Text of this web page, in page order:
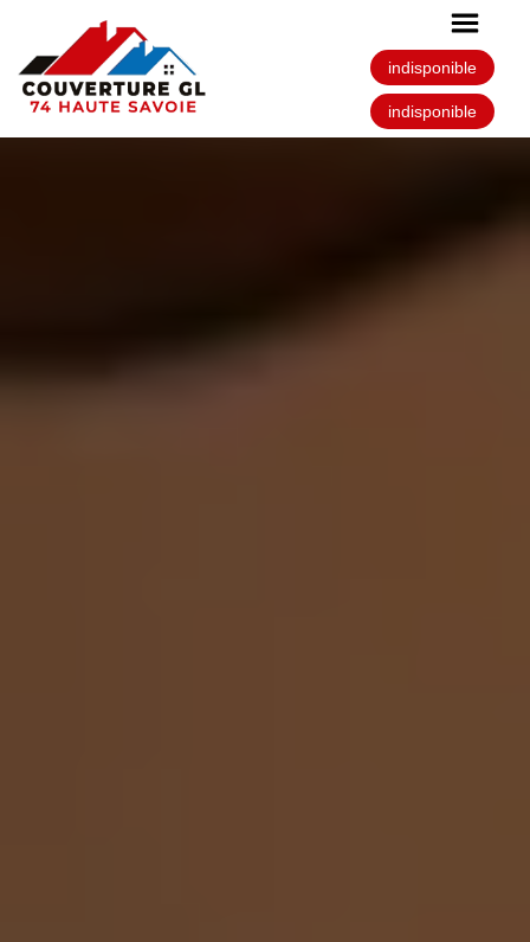
indisponible
indisponible